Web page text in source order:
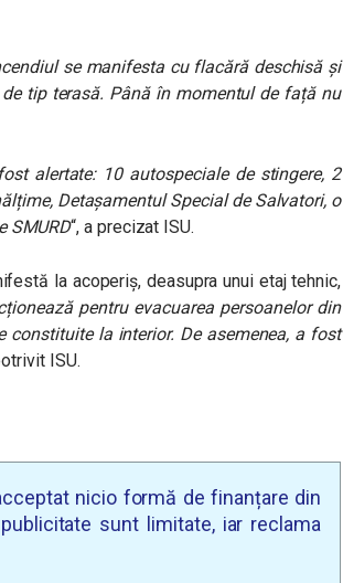
se manifesta cu flacără deschisă și
tip terasă. Până în momentul de față nu
alertate: 10 autospeciale de stingere, 2
Detașamentul Special de Salvatori, o
SMURD“, a precizat ISU.
la acoperiș, deasupra unui etaj tehnic,
pentru evacuarea persoanelor din
constituite la interior. De asemenea, a fost
ISU.
nicio formă de finanțare din
sunt limitate, iar reclama